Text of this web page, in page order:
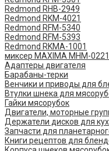
Redmond RHB-2949
Redmond RKM-4021
Redmond RFM-5340
Redmond RFM-5393
Redmond RKMA-1001
миксер MAXIMA MHM-0221
Адаптеры двигателя
Барабаны-терки
Венчики и приводы для
Втулки шнека для
Гайки мясорубок
Двигатели, моторные
Держатели дисков для
Запчасти для
Книги рецептов для